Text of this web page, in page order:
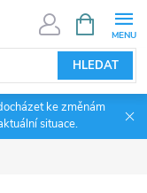
HLEDAT
NÁKUPNÍ
KOŠÍK
ke změnám
situace.